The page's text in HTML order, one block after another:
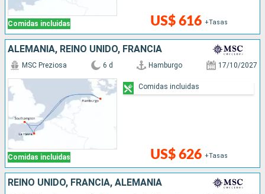
Comidas incluidas US$ 616 +Tasas
ALEMANIA, REINO UNIDO, FRANCIA
Comidas incluidas
MSC Preziosa 6 d Hamburgo 17/10/2027
US$ 626 +Tasas
Comidas incluidas
REINO UNIDO, FRANCIA, ALEMANIA